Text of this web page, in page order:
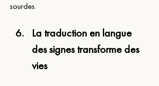
sourdes.
La traduction en langue
des signes transforme des
vies